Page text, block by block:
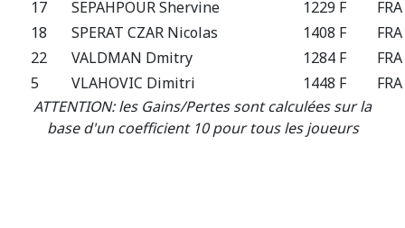
17
SEPAHPOUR Shervine 1229 F
FRA
18
SPERAT CZAR Nicolas 1408 F
FRA
22
VALDMAN Dmitry 1284 F
FRA
5
VLAHOVIC Dimitri 1448 F
FRA
ATTENTION: les Gains/Pertes sont calculées sur la
base d'un coefficient 10 pour tous les joueurs